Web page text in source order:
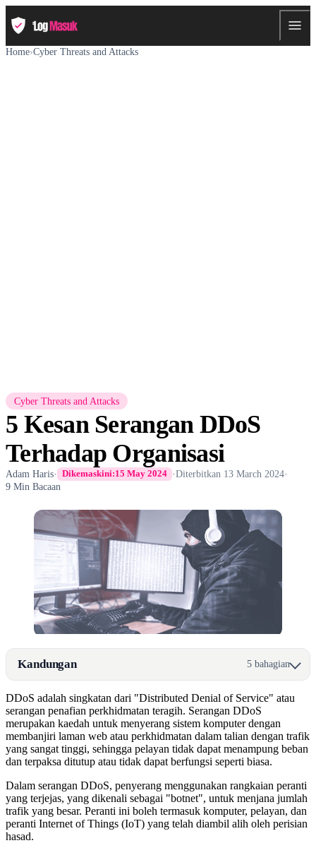
Home›Cyber Threats and Attacks
Cyber Threats and Attacks
5 Kesan Serangan DDoS
Terhadap Organisasi
Adam Haris· Dikemaskini:15 May 2024 ·Diterbitkan 13 March 2024·
9 Min Bacaan
Kandungan 5 bahagian
DDoS adalah singkatan dari "Distributed Denial of Service" atau
serangan penafian perkhidmatan teragih. Serangan DDoS
merupakan kaedah untuk menyerang sistem komputer dengan
membanjiri laman web atau perkhidmatan dalam talian dengan trafik
yang sangat tinggi, sehingga pelayan tidak dapat menampung beban
dan terpaksa ditutup atau tidak dapat berfungsi seperti biasa.
Dalam serangan DDoS, penyerang menggunakan rangkaian peranti
yang terjejas, yang dikenali sebagai "botnet", untuk menjana jumlah
trafik yang besar. Peranti ini boleh termasuk komputer, pelayan, dan
peranti Internet of Things (IoT) yang telah diambil alih oleh perisian
hasad.